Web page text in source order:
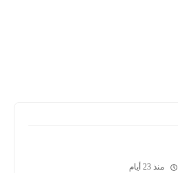
منذ 23 أيام